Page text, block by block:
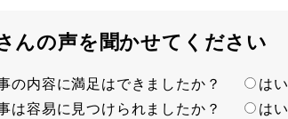
んの声を聞かせてください
の内容に満足はできましたか？ はい
は容易に見つけられましたか？ はい